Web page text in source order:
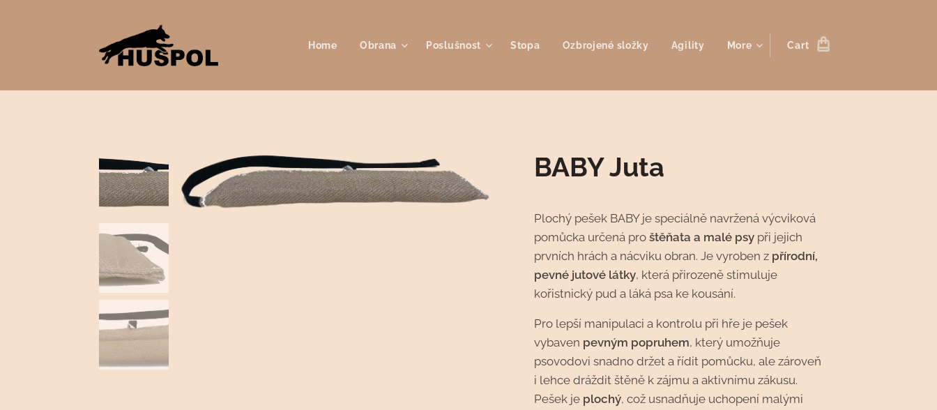
Home Obrana Poslušnost Stopa Ozbrojené složky Agility More Cart
BABY Juta
Plochý pešek BABY je speciálně navržená výcviková
pomůcka určená proštěňata a malé psy při jejich
prvních hrách a nácviku obran. Je vyroben z přírodní,
pevné jutové látky, která přirozeně stimuluje
kořistnický pud a láká psa ke kousání.
Pro lepší manipulaci a kontrolu při hře je pešek
vybaven pevným popruhem, který umožňuje
psovodovi snadno držet a řídit pomůcku, ale zároveň
i lehce dráždit štěně k zájmu a aktivnímu zákusu.
Pešek je plochý, což usnadňuje uchopení malými